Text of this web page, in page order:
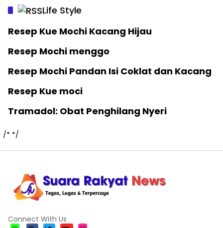
Life Style
Resep Kue Mochi Kacang Hijau
Resep Mochi menggo
Resep Mochi Pandan Isi Coklat dan Kacang
Resep Kue moci
Tramadol: Obat Penghilang Nyeri
/* */
Connect With Us